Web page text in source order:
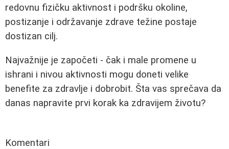
redovnu fizičku aktivnost i podršku okoline,
postizanje i održavanje zdrave težine postaje
dostizan cilj.
Najvažnije je započeti - čak i male promene u
ishrani i nivou aktivnosti mogu doneti velike
benefite za zdravlje i dobrobit. Šta vas sprečava da
danas napravite prvi korak ka zdravijem životu?
Komentari